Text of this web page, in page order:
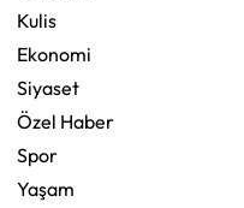
Kulis
Ekonomi
Siyaset
Özel Haber
Spor
Yaşam